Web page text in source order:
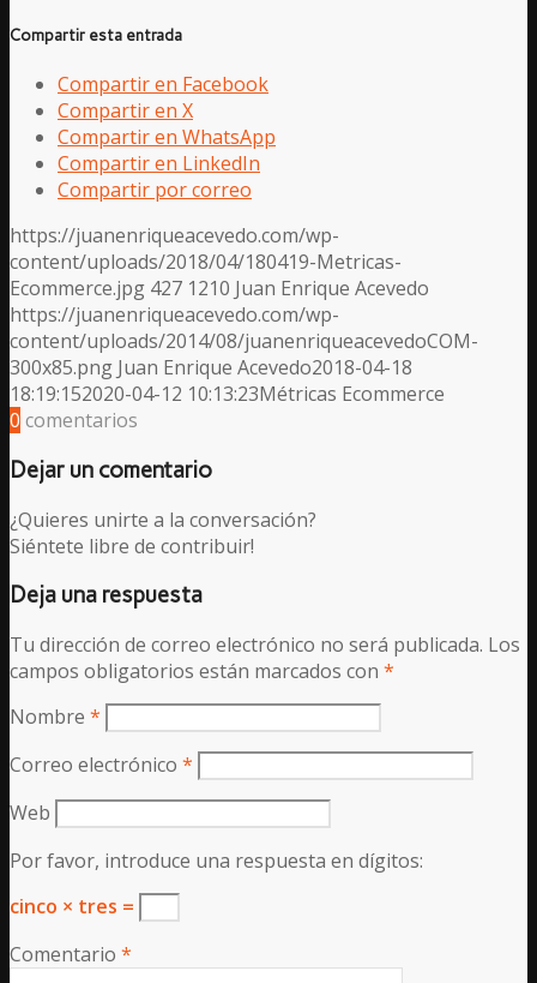
Compartir esta entrada
Compartir en Facebook
Compartir en X
Compartir en WhatsApp
Compartir en LinkedIn
Compartir por correo
https://juanenriqueacevedo.com/wp-
content/uploads/2018/04/180419-Metricas-
Ecommerce.jpg 427 1210 Juan Enrique Acevedo
https://juanenriqueacevedo.com/wp-
content/uploads/2014/08/juanenriqueacevedoCOM-
300x85.png Juan Enrique Acevedo2018-04-18
18:19:152020-04-12 10:13:23Métricas Ecommerce
0 comentarios
Dejar un comentario
¿Quieres unirte a la conversación?
Siéntete libre de contribuir!
Deja una respuesta
Tu dirección de correo electrónico no será publicada. Los
campos obligatorios están marcados con *
Nombre *
Correo electrónico *
Web
Por favor, introduce una respuesta en dígitos:
cinco × tres =
Comentario *